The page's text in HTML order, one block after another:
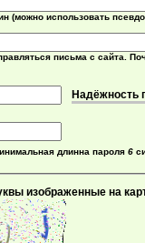
(можно использовать
письма с сайта.
Надёжность
длинна пароля 6
изображенные на